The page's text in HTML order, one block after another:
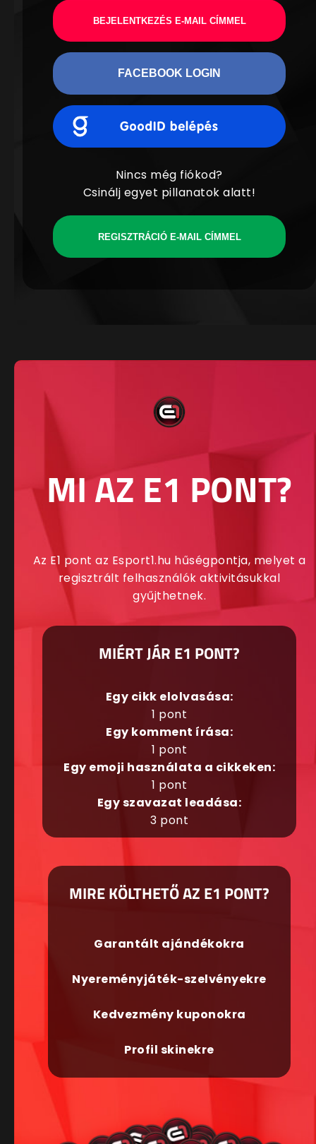
BEJELENTKEZÉS E-MAIL CÍMMEL
FACEBOOK LOGIN
Nincs még fiókod?
Csinálj egyet pillanatok alatt!
REGISZTRÁCIÓ E-MAIL CÍMMEL
MI AZ E1 PONT?
Az E1 pont az Esport1.hu hűségpontja, melyet a
regisztrált felhasználók aktivitásukkal
gyűjthetnek.
MIÉRT JÁR E1 PONT?
Egy cikk elolvasása:
1 pont
Egy komment írása:
1 pont
Egy emoji használata a cikkeken:
1 pont
Egy szavazat leadása:
3 pont
MIRE KÖLTHETŐ AZ E1 PONT?
Garantált ajándékokra
Nyereményjáték-szelvényekre
Kedvezmény kuponokra
Profil skinekre